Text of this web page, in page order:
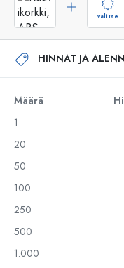
valitse
HINNAT JA
Määrä
1
20
50
100
250
500
1.000